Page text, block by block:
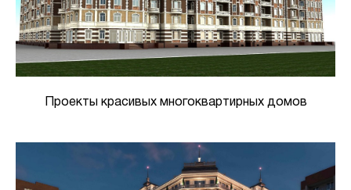
Проекты красивых многоквартирных домов